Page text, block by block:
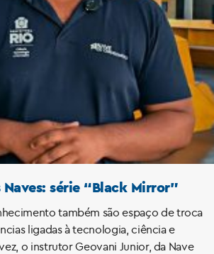
série “Black Mirror”
também são espaço de troca
ligadas à tecnologia, ciência e
o instrutor Geovani Junior, da Nave